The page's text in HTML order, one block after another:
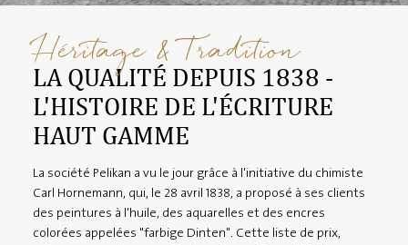
Héritage & Tradition
LA QUALITÉ DEPUIS 1838 -
L'HISTOIRE DE L'ÉCRITURE
HAUT GAMME
La société Pelikan a vu le jour grâce à l'initiative du chimiste
Carl Hornemann, qui, le 28 avril 1838, a proposé à ses clients
des peintures à l'huile, des aquarelles et des encres
colorées appelées "farbige Dinten". Cette liste de prix,